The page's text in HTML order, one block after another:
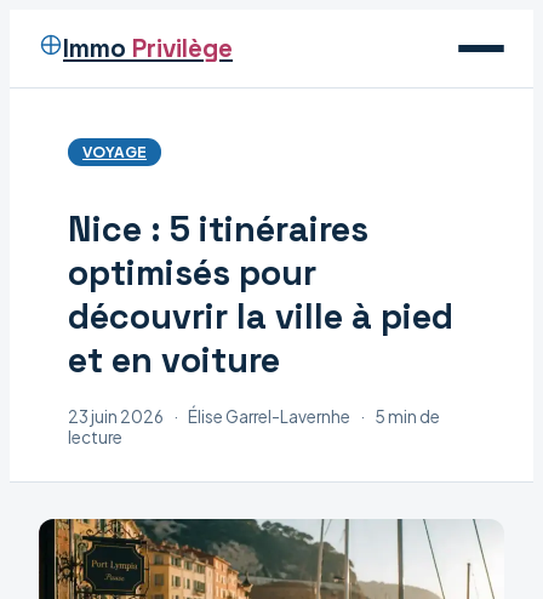
Immo Privilège
Voyage
Maison
Déco
VOYAGE
Nice : 5 itinéraires
optimisés pour
découvrir la ville à pied
et en voiture
23 juin 2026 · Élise Garrel-Lavernhe · 5 min de
lecture